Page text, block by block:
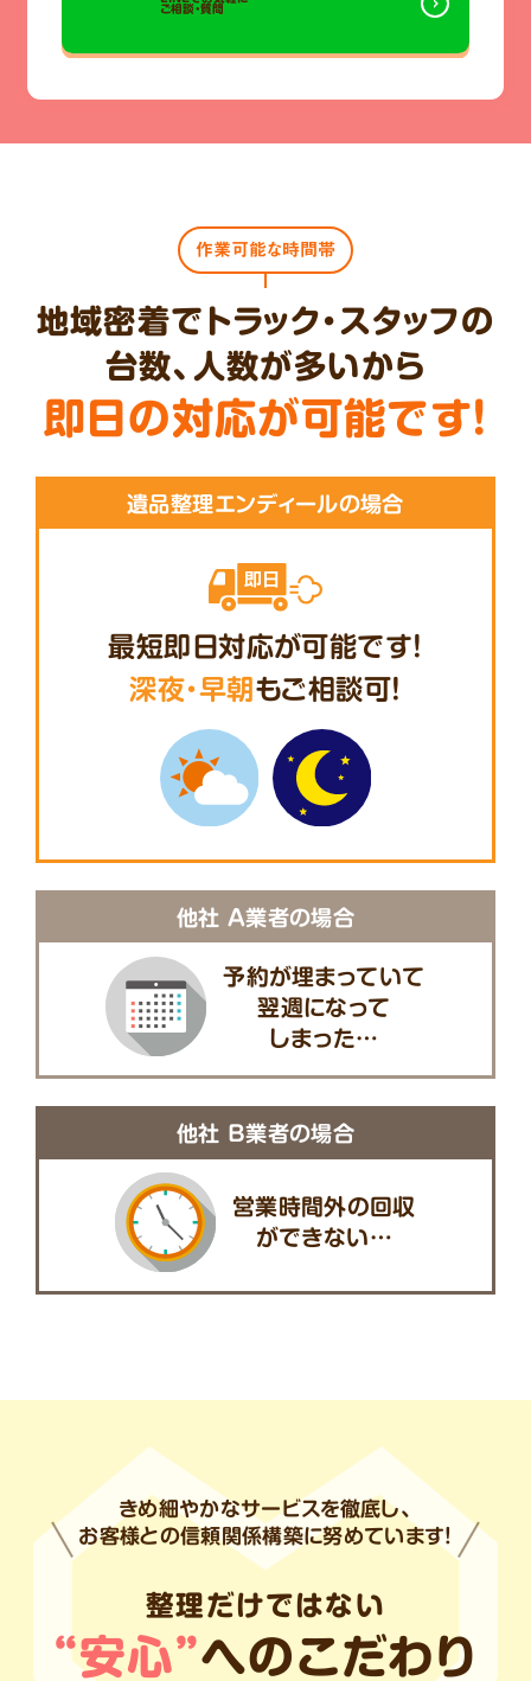
ご相談・質問
作業可能な時間帯
地域密着でトラック・スタッフの
台数、人数が多いから
即日の対応が可能です!
遺品整理エンディールの場合
最短即日対応が可能です!
深夜・早朝 もご相談可!
他社 A業者の場合
予約が埋まっていて
翌週になって
しまった…
他社 B業者の場合
営業時間外の回収
ができない…
整理だけではない
“安心”へのこだわり
きめ細やかなサービスを徹底し、
お客様との信頼関係構築に努めています!